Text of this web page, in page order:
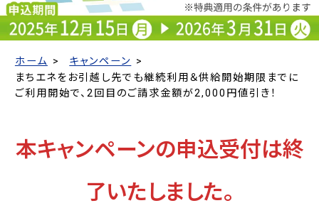
ホーム
キャンペーン
まちエネをお引越し先でも継続利用＆供給開始期限までに
ご利用開始で、2回目のご請求金額が2,000円値引き！
本キャンペーンの申込受付は終
了いたしました。